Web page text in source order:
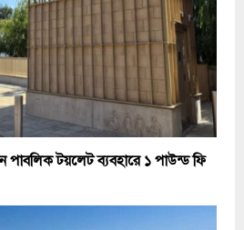
পাবলিক টয়লেট ব্যবহারে ১ পাউন্ড ফি